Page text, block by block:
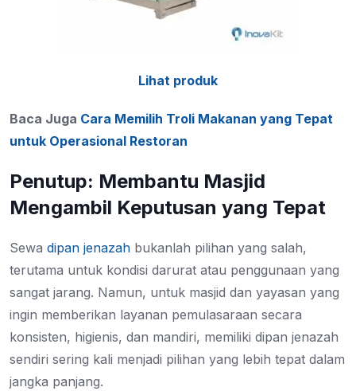
Lihat produk
Baca Juga Cara Memilih Troli Makanan yang Tepat
untuk Operasional Restoran
Penutup: Membantu Masjid
Mengambil Keputusan yang Tepat
Sewa dipan jenazah bukanlah pilihan yang salah,
terutama untuk kondisi darurat atau penggunaan yang
sangat jarang. Namun, untuk masjid dan yayasan yang
ingin memberikan layanan pemulasaraan secara
konsisten, higienis, dan mandiri, memiliki dipan jenazah
sendiri sering kali menjadi pilihan yang lebih tepat dalam
jangka panjang.